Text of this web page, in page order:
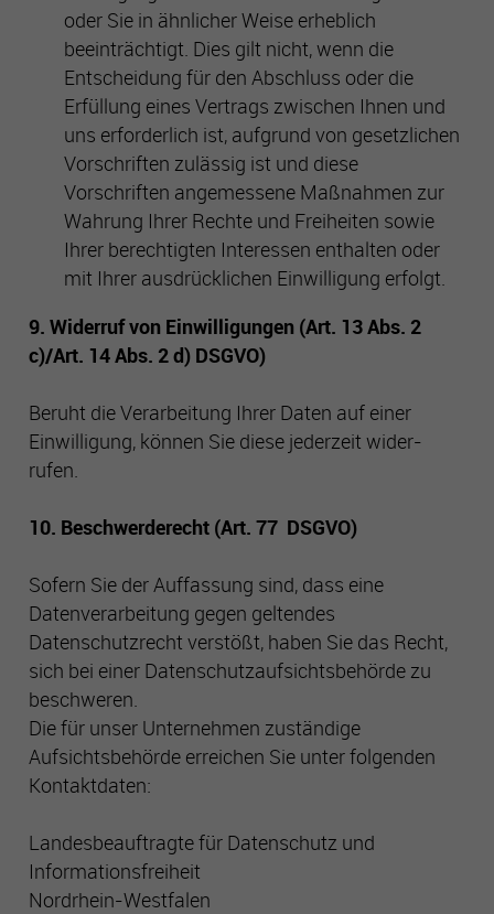
oder Sie in ähnlicher Weise erheblich
beeinträchtigt. Dies gilt nicht, wenn die
Entscheidung für den Abschluss oder die
Erfüllung eines Vertrags zwischen Ihnen und
uns erforderlich ist, aufgrund von gesetzlichen
Vorschriften zulässig ist und diese
Vorschriften angemessene Maßnahmen zur
Wahrung Ihrer Rechte und Freiheiten sowie
Ihrer berechtigten Interessen enthalten oder
mit Ihrer ausdrücklichen Einwilligung erfolgt.
9. Widerruf von Einwilligungen (Art. 13 Abs. 2
c)/Art. 14 Abs. 2 d) DSGVO)
Beruht die Verarbeitung Ihrer Daten auf einer
Einwilligung, können Sie diese jederzeit wider-
rufen.
10. Beschwerderecht (Art. 77 DSGVO)
Sofern Sie der Auffassung sind, dass eine
Datenverarbeitung gegen geltendes
Datenschutzrecht verstößt, haben Sie das Recht,
sich bei einer Datenschutzaufsichtsbehörde zu
beschweren.
Die für unser Unternehmen zuständige
Aufsichtsbehörde erreichen Sie unter folgenden
Kontaktdaten:
Landesbeauftragte für Datenschutz und
Informationsfreiheit
Nordrhein-Westfalen